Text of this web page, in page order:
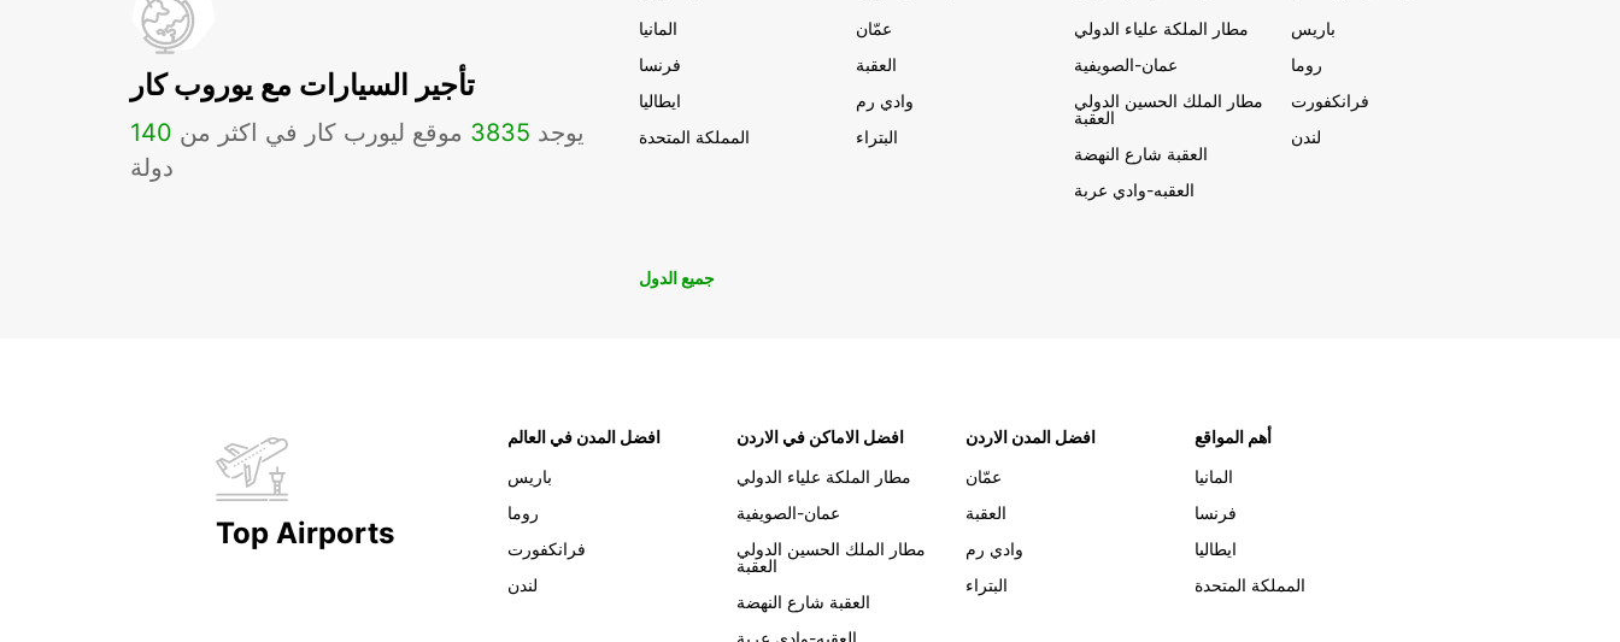
تأجير السيارات مع يوروب كار
يوجد 3835 موقع ليورب كار في اكثر من 140
دولة
المانيا
فرنسا
ايطاليا
المملكة المتحدة
عمّان
العقبة
وادي رم
البتراء
مطار الملكة علياء الدولي
عمان-الصويفية
مطار الملك الحسين الدولي
العقبة
العقبة شارع النهضة
العقبه-وادي عربة
باريس
روما
فرانكفورت
لندن
جميع الدول
Top Airports
افضل المدن في العالم
باريس
روما
فرانكفورت
لندن
افضل الاماكن في الاردن
مطار الملكة علياء الدولي
عمان-الصويفية
مطار الملك الحسين الدولي
العقبة
العقبة شارع النهضة
العقبه-وادي عربة
افضل المدن الاردن
عمّان
العقبة
وادي رم
البتراء
أهم المواقع
المانيا
فرنسا
ايطاليا
المملكة المتحدة